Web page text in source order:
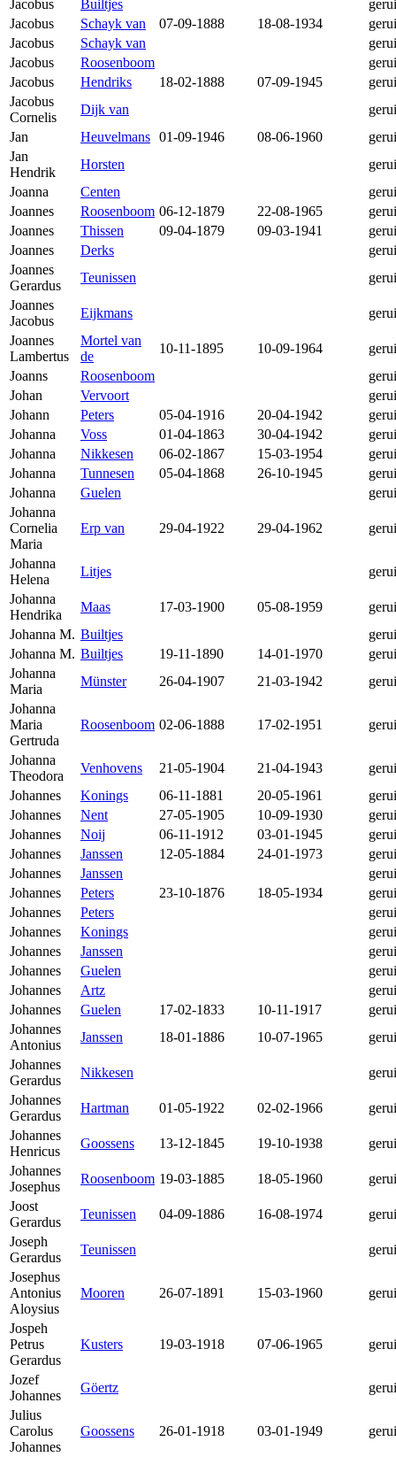
Jacobus Builtjes
Jacobus
Schayk van 07-09-1888 18-08-1934
Jacobus
Schayk van
Jacobus
Roosenboom
Jacobus
Hendriks 18-02-1888 07-09-1945
Jacobus
Cornelis
Dijk van
Jan
Heuvelmans 01-09-1946 08-06-1960
Jan
Hendrik
Horsten
Joanna
Centen
Joannes
Roosenboom 06-12-1879 22-08-1965
Joannes
Thissen 09-04-1879 09-03-1941
Joannes
Derks
Joannes
Gerardus
Teunissen
Joannes
Jacobus
Eijkmans
Joannes
Lambertus
Mortel van
de
10-11-1895 10-09-1964
Joanns
Roosenboom
Johan
Vervoort
Johann
Peters 05-04-1916 20-04-1942
Johanna
Voss 01-04-1863 30-04-1942
Johanna
Nikkesen 06-02-1867 15-03-1954
Johanna
Tunnesen 05-04-1868 26-10-1945
Johanna
Guelen
Johanna
Cornelia
Maria
Erp van 29-04-1922 29-04-1962
Johanna
Helena
Litjes
Johanna
Hendrika
Maas 17-03-1900 05-08-1959
Johanna M. Builtjes
Johanna M. Builtjes 19-11-1890 14-01-1970
Johanna
Maria
Münster 26-04-1907 21-03-1942
Johanna
Maria
Gertruda
Roosenboom 02-06-1888 17-02-1951
Johanna
Theodora
Venhovens 21-05-1904 21-04-1943
Johannes
Konings 06-11-1881 20-05-1961
Johannes
Nent 27-05-1905 10-09-1930
Johannes
Noij 06-11-1912 03-01-1945
Johannes
Janssen 12-05-1884 24-01-1973
Johannes
Janssen
Johannes
Peters 23-10-1876 18-05-1934
Johannes
Peters
Johannes
Konings
Johannes
Janssen
Johannes
Guelen
Johannes
Artz
Johannes
Guelen 17-02-1833 10-11-1917
Johannes
Antonius
Janssen 18-01-1886 10-07-1965
Johannes
Gerardus
Nikkesen
Johannes
Gerardus
Hartman 01-05-1922 02-02-1966
Johannes
Henricus
Goossens 13-12-1845 19-10-1938
Johannes
Josephus
Roosenboom 19-03-1885 18-05-1960
Joost
Gerardus
Teunissen 04-09-1886 16-08-1974
Joseph
Gerardus
Teunissen
Josephus
Antonius
Aloysius
Mooren 26-07-1891 15-03-1960
Jospeh
Petrus
Gerardus
Kusters 19-03-1918 07-06-1965
Jozef
Johannes
Göertz
Julius
Carolus
Johannes
Goossens 26-01-1918 03-01-1949